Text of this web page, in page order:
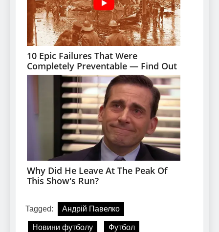
Tagged: Андрій Павелко
Новини футболу Футбол